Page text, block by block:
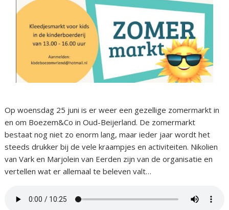
Op woensdag 25 juni is er weer een gezellige zomermarkt in
en om Boezem&Co in Oud-Beijerland. De zomermarkt
bestaat nog niet zo enorm lang, maar ieder jaar wordt het
steeds drukker bij de vele kraampjes en activiteiten. Nikolien
van Vark en Marjolein van Eerden zijn van de organisatie en
vertellen wat er allemaal te beleven valt…